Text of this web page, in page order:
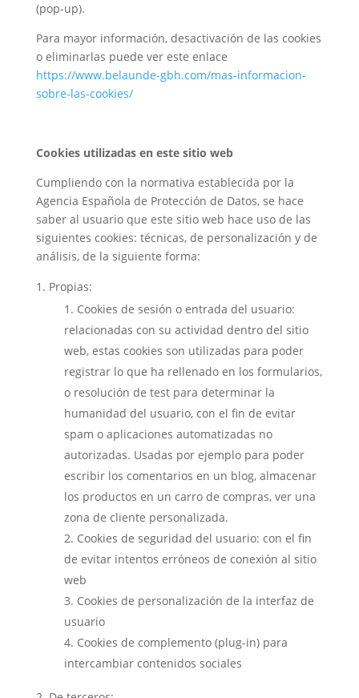
(pop-up).
Para mayor información, desactivación de las cookies
o eliminarlas puede ver este enlace
https://www.belaunde-gbh.com/mas-informacion-
sobre-las-cookies/
Cookies utilizadas en este sitio web
Cumpliendo con la normativa establecida por la
Agencia Española de Protección de Datos, se hace
saber al usuario que este sitio web hace uso de las
siguientes cookies: técnicas, de personalización y de
análisis, de la siguiente forma:
Propias:
Cookies de sesión o entrada del usuario:
relacionadas con su actividad dentro del sitio
web, estas cookies son utilizadas para poder
registrar lo que ha rellenado en los formularios,
o resolución de test para determinar la
humanidad del usuario, con el fin de evitar
spam o aplicaciones automatizadas no
autorizadas. Usadas por ejemplo para poder
escribir los comentarios en un blog, almacenar
los productos en un carro de compras, ver una
zona de cliente personalizada.
Cookies de seguridad del usuario: con el fin
de evitar intentos erróneos de conexión al sitio
web
Cookies de personalización de la interfaz de
usuario
Cookies de complemento (plug-in) para
intercambiar contenidos sociales